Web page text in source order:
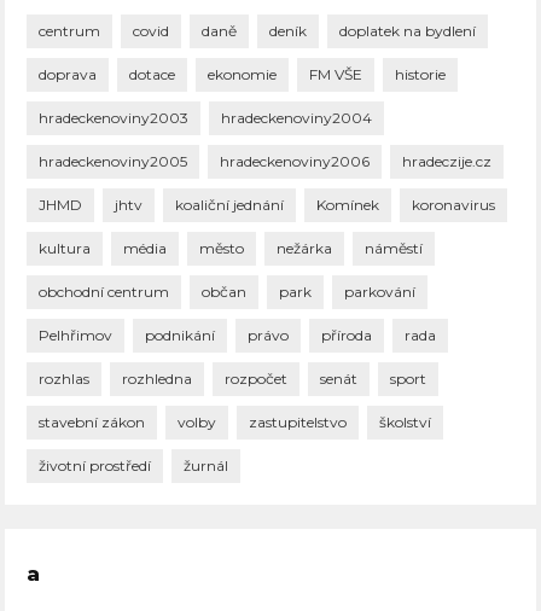
centrum covid daně deník doplatek na bydlení
doprava dotace ekonomie FM VŠE historie
hradeckenoviny2003 hradeckenoviny2004
hradeckenoviny2005 hradeckenoviny2006 hradeczije.cz
JHMD jhtv koaliční jednání Komínek koronavirus
kultura média město nežárka náměstí
obchodní centrum občan park parkování
Pelhřimov podnikání právo příroda rada
rozhlas rozhledna rozpočet senát sport
stavební zákon volby zastupitelstvo školství
životní prostředí žurnál
a